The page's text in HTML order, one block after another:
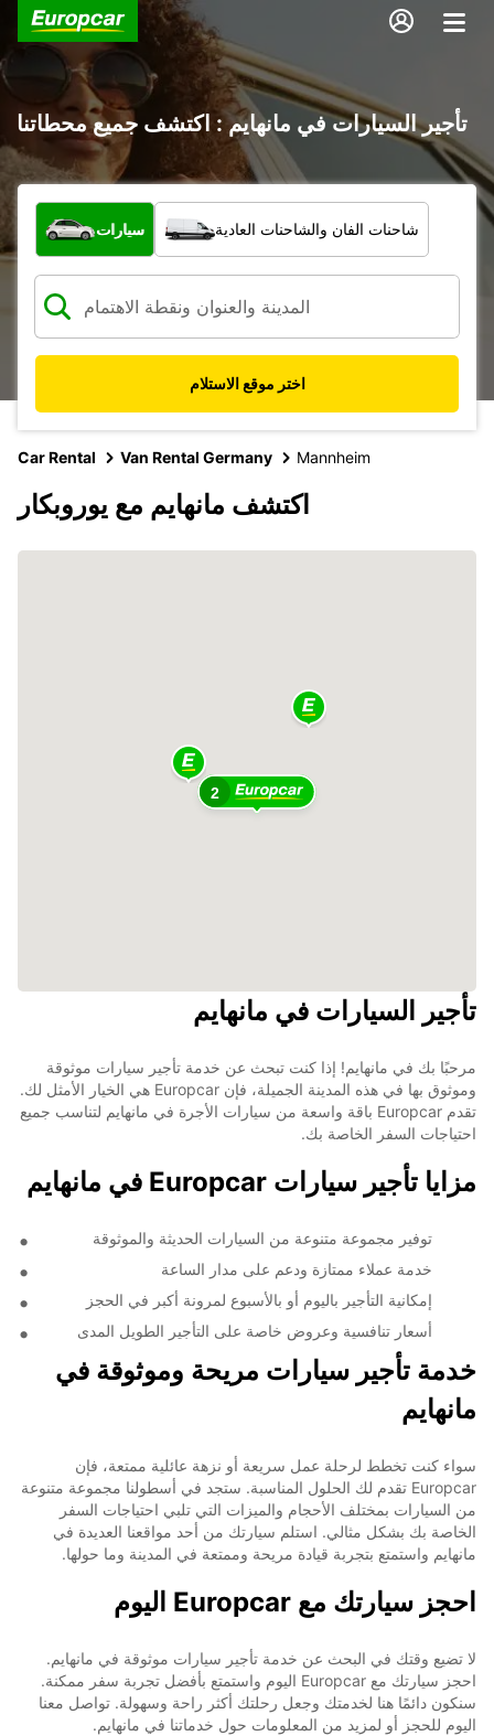
تأجير السيارات في مانهايم : اكتشف جميع محطاتنا
ما نوع المركبة؟
سيارات شاحنات الفان والشاحنات العادية
اختر موقع الاستلام
Car Rental Van Rental Germany Mannheim
اكتشف مانهايم مع يوروبكار
2
تأجير السيارات في مانهايم
مرحبًا بك في مانهايم! إذا كنت تبحث عن خدمة تأجير سيارات موثوقة
وموثوق بها في هذه المدينة الجميلة، فإن Europcar هي الخيار الأمثل لك.
تقدم Europcar باقة واسعة من سيارات الأجرة في مانهايم لتناسب جميع
احتياجات السفر الخاصة بك.
مزايا تأجير سيارات Europcar في مانهايم
توفير مجموعة متنوعة من السيارات الحديثة والموثوقة
خدمة عملاء ممتازة ودعم على مدار الساعة
إمكانية التأجير باليوم أو بالأسبوع لمرونة أكبر في الحجز
أسعار تنافسية وعروض خاصة على التأجير الطويل المدى
خدمة تأجير سيارات مريحة وموثوقة في
مانهايم
سواء كنت تخطط لرحلة عمل سريعة أو نزهة عائلية ممتعة، فإن
Europcar تقدم لك الحلول المناسبة. ستجد في أسطولنا مجموعة متنوعة
من السيارات بمختلف الأحجام والميزات التي تلبي احتياجات السفر
الخاصة بك بشكل مثالي. استلم سيارتك من أحد مواقعنا العديدة في
مانهايم واستمتع بتجربة قيادة مريحة وممتعة في المدينة وما حولها.
احجز سيارتك مع Europcar اليوم
لا تضيع وقتك في البحث عن خدمة تأجير سيارات موثوقة في مانهايم.
احجز سيارتك مع Europcar اليوم واستمتع بأفضل تجربة سفر ممكنة.
سنكون دائمًا هنا لخدمتك وجعل رحلتك أكثر راحة وسهولة. تواصل معنا
اليوم للحجز أو لمزيد من المعلومات حول خدماتنا في مانهايم.